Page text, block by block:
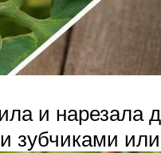
и
зубчиками